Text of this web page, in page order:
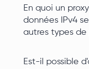
En quoi un
données IPv4
autres types de
Est-il possible